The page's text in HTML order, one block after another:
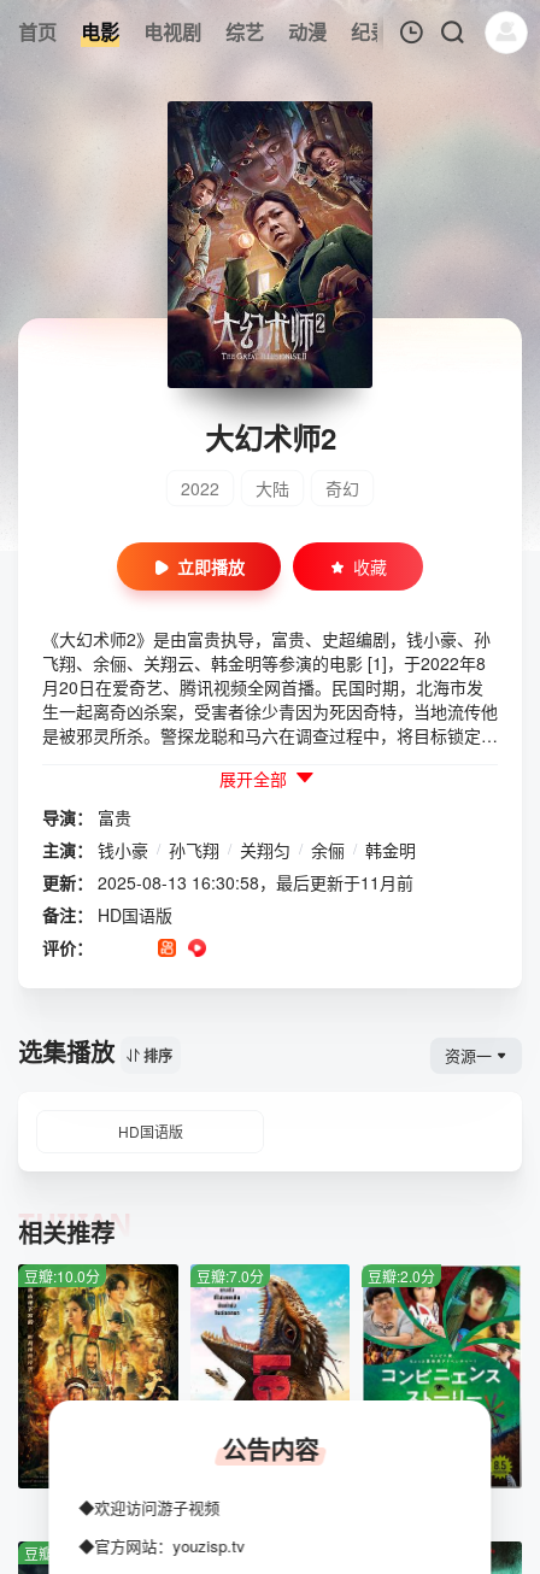
首页 电影 电视剧 综艺 动漫 纪录片 午夜剧场
暂无观看影片的记录
大幻术师2
2022 大陆 奇幻
立即播放 收藏
《大幻术师2》是由富贵执导，富贵、史超编剧，钱小豪、孙
飞翔、余俪、关翔云、韩金明等参演的电影 [1]，于2022年8
月20日在爱奇艺、腾讯视频全网首播。民国时期，北海市发
生一起离奇凶杀案，受害者徐少青因为死因奇特，当地流传他
是被邪灵所杀。警探龙聪和马六在调查过程中，将目标锁定为
的嫌疑。同时，落霞飞的表妹记者花灵也在追踪报道此案。随
着凶手第三次作案，龙聪查出凶手是三名受害者的同学裴静
之，龙聪与花灵在追捕裴静之的过程中，陷入了他制造的离奇
幻境，最终，马六出现救下二人，裴静之畏罪自杀。而在即将
结案之时，真相再起疑云，幕后真凶恐怕另有其人……北海市
发生了一起恐怖案件，大成银行行长的独子徐少青（苗夕伦
饰）被传中邪，家中找道士做法，徐少青却在做法之时看到一
对诡异的男女纸人，之后进入幻境离奇死亡。众人都传是厉鬼
与此同时，徐少青的同学张兰芝（蔺瑞雪 饰）家中也出现了
被砸伤了脚，她认为如今的一切都是神灵的诅咒 [1]。
展开全部
导演：
富贵
主演：
钱小豪 / 孙飞翔 / 关翔匀 / 余俪 / 韩金明
更新：
2025-08-13 16:30:58，最后更新于11月前
备注：
HD国语版
评价：
选集播放 排序 资源一
HD国语版
相关推荐
TUIJIAN
豆瓣:10.0分
天之书
HD中字
豆瓣:7.0分 豆瓣:2.0分
豆瓣:9.0分 豆瓣:9.0分
公告内容
◆欢迎访问游子视频
◆官方网站：youzisp.tv